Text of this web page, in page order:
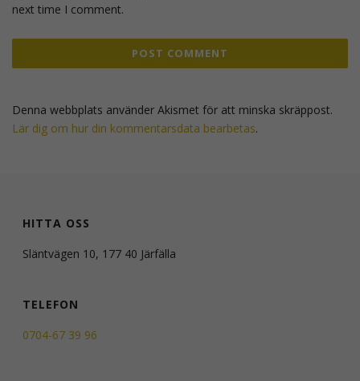
next time I comment.
Denna webbplats använder Akismet för att minska skräppost.
Lär dig om hur din kommentarsdata bearbetas.
HITTA OSS
Släntvägen 10, 177 40 Järfälla
TELEFON
0704-67 39 96